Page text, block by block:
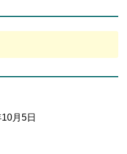
月5日